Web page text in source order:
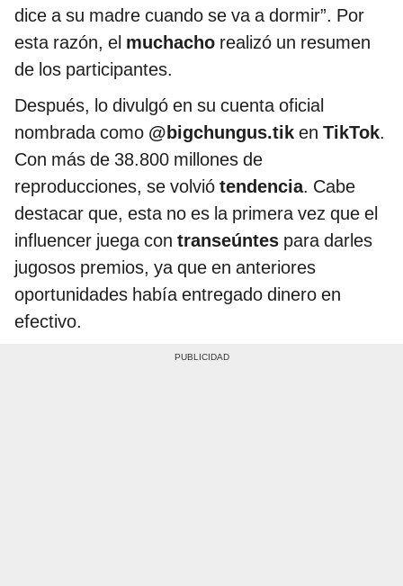
dice a su madre cuando se va a dormir”. Por
esta razón, el muchacho realizó un resumen
de los participantes.
Después, lo divulgó en su cuenta oficial
nombrada como @bigchungus.tik en TikTok.
Con más de 38.800 millones de
reproducciones, se volvió tendencia. Cabe
destacar que, esta no es la primera vez que el
influencer juega con transeúntes para darles
jugosos premios, ya que en anteriores
oportunidades había entregado dinero en
efectivo.